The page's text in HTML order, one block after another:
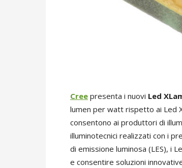
Cree presenta i nuovi Led
lumen per watt rispetto ai Led
consentono ai produttori di
illuminotecnici realizzati con i
di emissione luminosa (LES), i
e consentire soluzioni